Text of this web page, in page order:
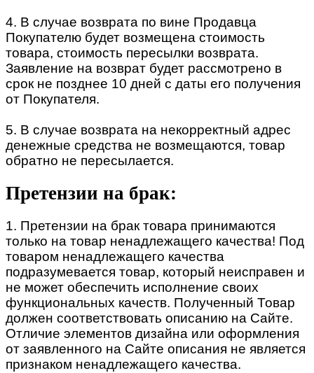
4. В случае возврата по вине Продавца
Покупателю будет возмещена стоимость
товара, стоимость пересылки возврата.
Заявление на возврат будет рассмотрено в
срок не позднее 10 дней с даты его получения
от Покупателя.
5. В случае возврата на некорректный адрес
денежные средства не возмещаются, товар
обратно не пересылается.
Претензии на брак:
1. Претензии на брак товара принимаются
только на товар ненадлежащего качества! Под
товаром ненадлежащего качества
подразумевается товар, который неисправен и
не может обеспечить исполнение своих
функциональных качеств. Полученный Товар
должен соответствовать описанию на Сайте.
Отличие элементов дизайна или оформления
от заявленного на Сайте описания не является
признаком ненадлежащего качества.